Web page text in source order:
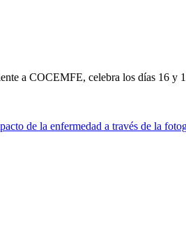
a COCEMFE, celebra los días 16 y
de la enfermedad a través de la